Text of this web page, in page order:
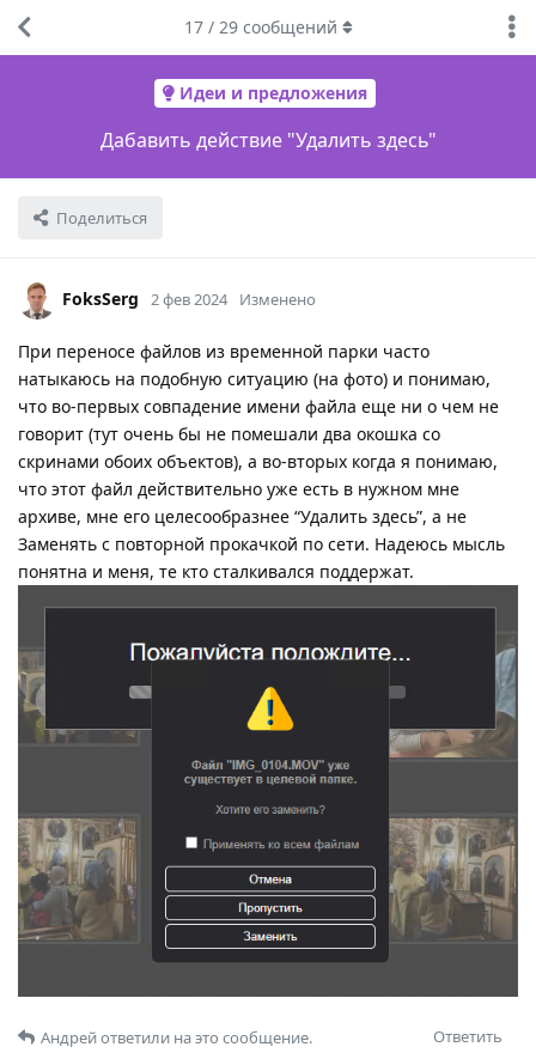
Идеи и предложения
Дабавить действие "Удалить здесь"
Поделиться
17/ 29сообщений
FoksSerg 2 фев 2024 Изменено
При переносе файлов из временной парки часто
натыкаюсь на подобную ситуацию (на фото) и понимаю,
что во-первых совпадение имени файла еще ни о чем не
говорит (тут очень бы не помешали два окошка со
скринами обоих объектов), а во-вторых когда я понимаю,
что этот файл действительно уже есть в нужном мне
архиве, мне его целесообразнее “Удалить здесь”, а не
Заменять с повторной прокачкой по сети. Надеюсь мысль
понятна и меня, те кто сталкивался поддержат.
Ответить
Андрейответили на это сообщение.